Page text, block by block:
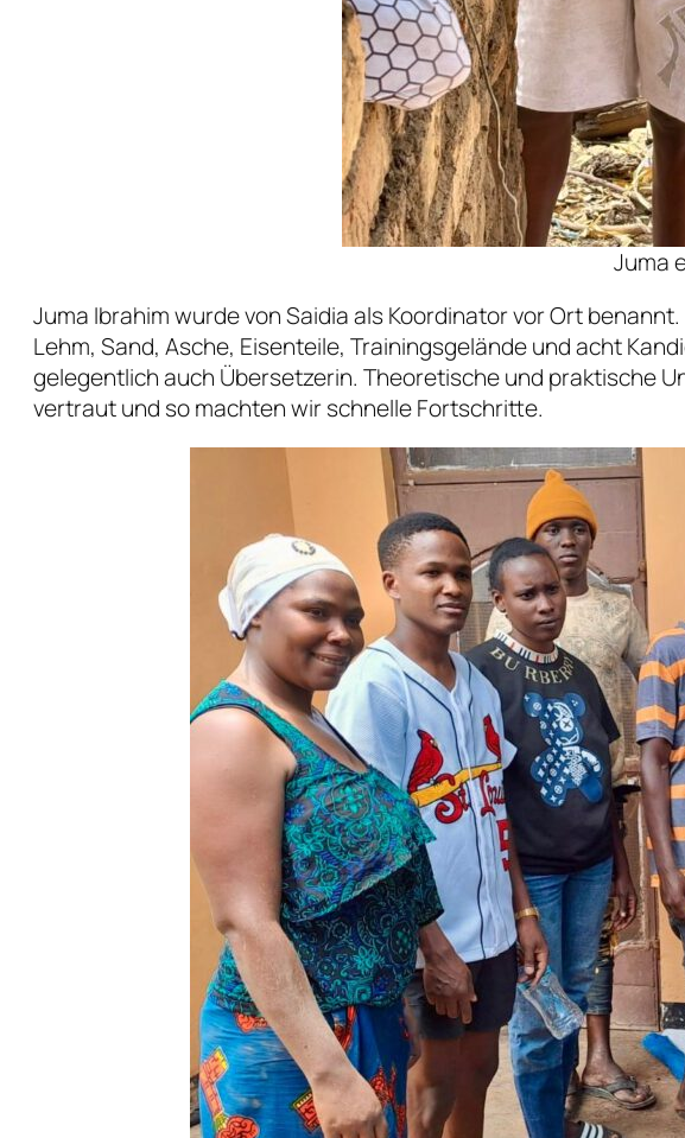
Juma
Juma Ibrahim wurde von Saidia als Koordinator vor Ort
Lehm, Sand, Asche, Eisenteile, Trainingsgelände und acht
gelegentlich auch Übersetzerin. Theoretische und praktische
vertraut und so machten wir schnelle Fortschritte.